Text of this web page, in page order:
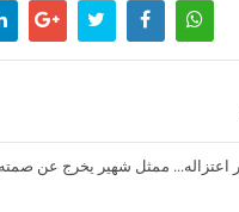
اعتزاله... ممثل شهير يخرج عن